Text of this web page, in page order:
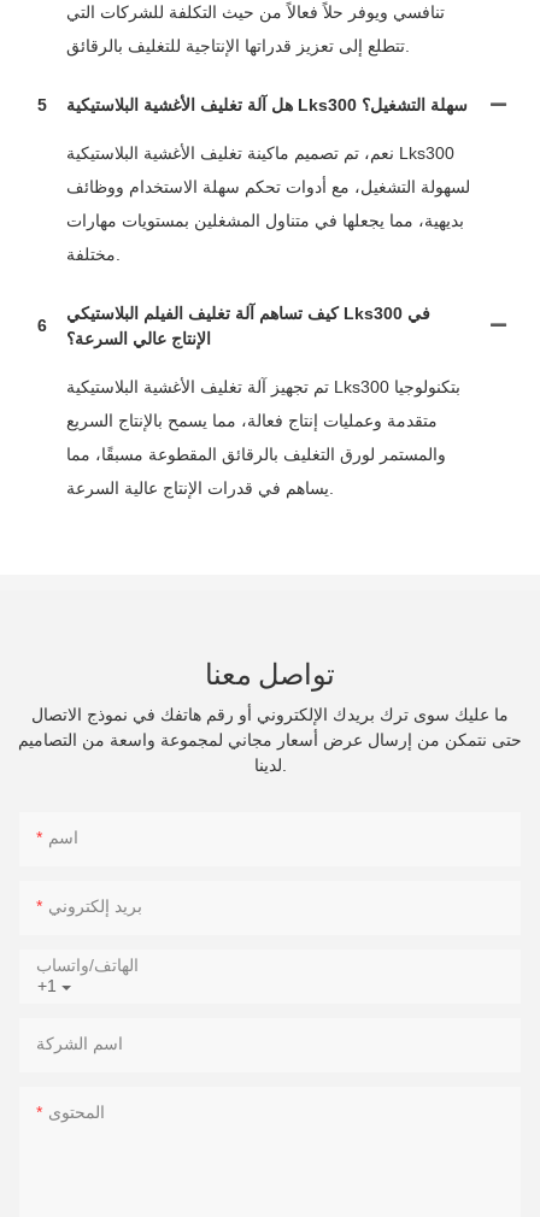
تنافسي ويوفر حلاً فعالاً من حيث التكلفة للشركات التي
5 هل آلة تغليف الأغشية البلاستيكية Lks300 سهلة التشغيل؟
نعم، تم تصميم ماكينة تغليف الأغشية البلاستيكية Lks300
لسهولة التشغيل، مع أدوات تحكم سهلة الاستخدام ووظائف
بديهية، مما يجعلها في متناول المشغلين بمستويات مهارات
6
كيف تساهم آلة تغليف الفيلم البلاستيكي Lks300 في
الإنتاج عالي السرعة؟
تم تجهيز آلة تغليف الأغشية البلاستيكية Lks300 بتكنولوجيا
متقدمة وعمليات إنتاج فعالة، مما يسمح بالإنتاج السريع
والمستمر لورق التغليف بالرقائق المقطوعة مسبقًا، مما
تواصل معنا
ما عليك سوى ترك بريدك الإلكتروني أو رقم هاتفك في نموذج الاتصال
حتى نتمكن من إرسال عرض أسعار مجاني لمجموعة واسعة من التصاميم
اسم
بريد إلكتروني
+1
الهاتف/واتساب
اسم الشركة
المحتوى